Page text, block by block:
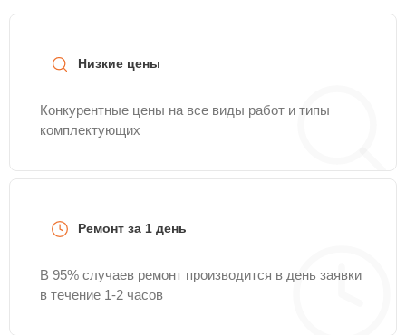
Низкие цены
Конкурентные цены на все виды работ и типы
комплектующих
Ремонт за 1 день
В 95% случаев ремонт производится в день заявки
в течение 1-2 часов